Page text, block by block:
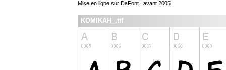
Mise en ligne sur DaFont : avant 2005
KOMIKAH_.ttf